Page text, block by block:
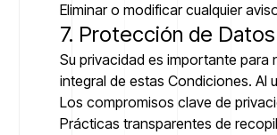
Eliminar o modificar cualquier
7. Protección de
Su privacidad es importante
integral de estas Condiciones. Al
Los compromisos clave de
Prácticas transparentes de